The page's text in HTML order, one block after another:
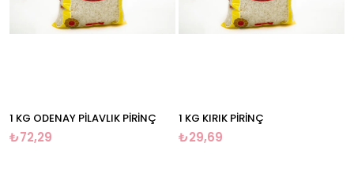
1 KG ODENAY PİLAVLIK PİRİNÇ
₺72,29
1 KG KIRIK PİRİNÇ
₺29,69